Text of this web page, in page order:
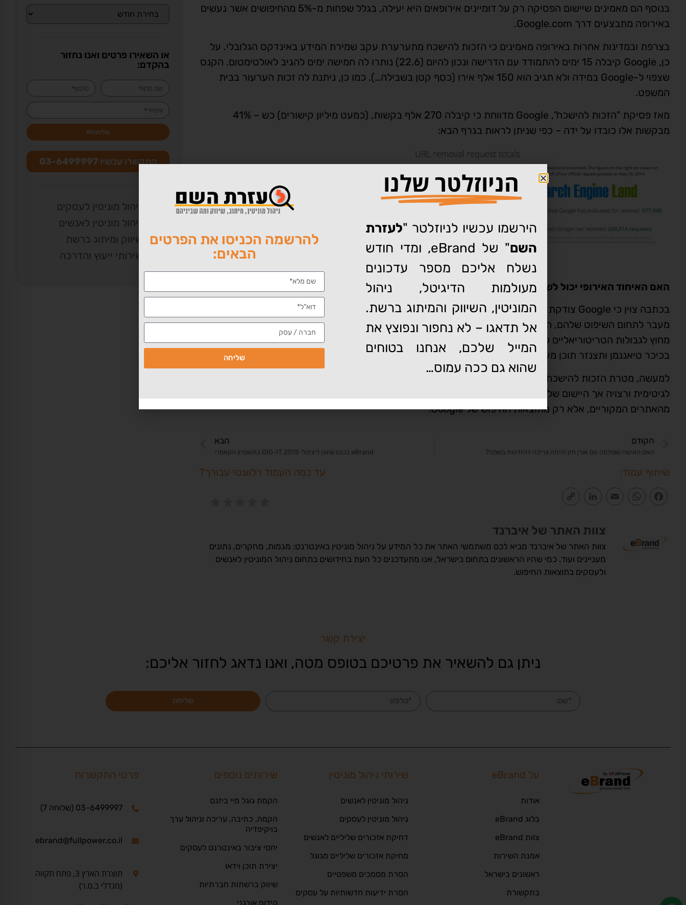
בנוסף הם מאמינים שיישום הפסיקה רק על דומיינים אירופאים היא יעילה, בגלל שפחות מ-5% מהחיפושים אשר נעשים
באירופה מתבצעים דרך Google.com.
בצרפת ובמדינות אחרות באירופה מאמינים כי הזכות להישכח מתערערת עקב שמירת המידע באינדקס הגלובלי. על
כן, Google קיבלה 15 ימים להתמודד עם הדרישה ונכון להיום (22.6) נותרו לה חמישה ימים להגיב לאולטימטום. הקנס
שצפוי ל-Google במידה ולא תגיב הוא 150 אלף אירו (כסף קטן בשבילה…). כמו כן, ניתנת לה זכות הערעור בבית
המשפט.
מאז פסיקת "הזכות להישכח", Google מדווחת כי קיבלה 270 אלף בקשות, (כמעט מיליון קישורים) כש – 41%
מבקשות אלו כובדו על ידה – כפי שניתן לראות בגרף הבא:
האם האיחוד האירופי יכול לשלוט על תוצאות החיפוש של Google מחוץ לאירופה?
בכתבה צוין כי Google צודקת לחלוטין והדחף של האירופאים להסיר לינקים מתוצאות חיפוש גלובליות, שנמצאות
מעבר לתחום השיפוט שלהם, הוא שאפתני מידי. למעשה, לאירופה אין שום מעמד משפטי שיכול להשפיע על Google
מחוץ לגבולות הטריטוריאליים שלה. מצב זה משול לכך שהממשלה הסינית תוכל לקבוע איך העולם יראה את הטבח
בכיכר טיאננמן ותצנזר תוכן מעבר לגבולות סין.
למעשה, מטרת הזכות להישכח היא לאזן בין הזכות לפרטיות של אזרחי אירופה עם זכות הציבור לדעת. מטרה זו היא
לגיטימית ורצויה אך היישום שלה מבולבל מבחינה משפטית כי הפסיקה לא קובעת שיש להסיר אזכורים שליליים
מהאתרים המקוריים, אלא רק מתוצאות החיפוש של Google.
הקודם
האם האישה שצולמה עם אורן חזן הייתה צריכה להזדהות בשמה?
הבא
eBrand בכנס שיווק דיגיטלי DIG-IT 2015 בתאטרון הקאמרי
שיתוף עמוד:
Facebook
WhatsApp
Email
LinkedIn
עד כמה העמוד רלוונטי עבורך?
צוות האתר של איברנד
צוות האתר של איברנד מביא לכם משתמשי האתר את כל המידע על ניהול מוניטין באינטרנט: מגמות, מחקרים, נתונים
מעניינים ועוד. כמי שהיו הראשונים בתחום בישראל, אנו מתעדכנים כל העת בחידושים בתחום ניהול המוניטין לאנשים
ולעסקים בתוצאות החיפוש.
או השאירו פרטים ואנו נחזור
בהקדם:
שליחה
התקשרו עכשיו 03-6499997
ניהול מוניטין לעסקים
ניהול מוניטין לאנשים
שיווק ומיתוג ברשת
שירותי ייעוץ והדרכה
יצירת קשר
ניתן גם להשאיר את פרטיכם בטופס מטה, ואנו נדאג לחזור אליכם:
שליחה
על eBrand
אודות
בלוג eBrand
צוות eBrand
אמנת השירות
ראשונים בישראל
בתקשורת
שירותי ניהול מוניטין
ניהול מוניטין לאנשים
ניהול מוניטין לעסקים
דחיקת אזכורים שליליים לאנשים
מחיקת אזכורים שליליים מגוגל
הסרת מסמכים משפטיים
הסרת ידיעות חדשותיות על עסקים
שירותים נוספים
הקמת גוגל מיי ביזנס
הקמה, כתיבה, עריכה וניהול ערך
בויקיפדיה
יחסי ציבור באינטרנט לעסקים
יצירת תוכן וידאו
שיווק ברשתות חברתיות
קידום אורגני
פרטי התקשרות
03-6499997 (שלוחה 7)
ebrand@fullpower.co.il
תוצרת הארץ 3, פתח תקווה
(מגדלי ב.ס.ר)
הניוזלטר שלנו
הירשמו עכשיו לניוזלטר "לעזרת
השם
" של eBrand, ומדי חודש
נשלח אליכם מספר עדכונים
מעולמות הדיגיטל, ניהול
המוניטין, השיווק והמיתוג ברשת.
אל תדאגו – לא נחפור ונפוצץ את
המייל שלכם, אנחנו בטוחים
שהוא גם ככה עמוס…
להרשמה הכניסו את הפרטים
הבאים:
שליחה